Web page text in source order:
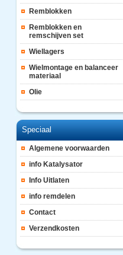
Remblokken
Remblokken en
remschijven set
Wiellagers
Wielmontage en balanceer
materiaal
Olie
Speciaal
Algemene voorwaarden
info Katalysator
Info Uitlaten
info remdelen
Contact
Verzendkosten